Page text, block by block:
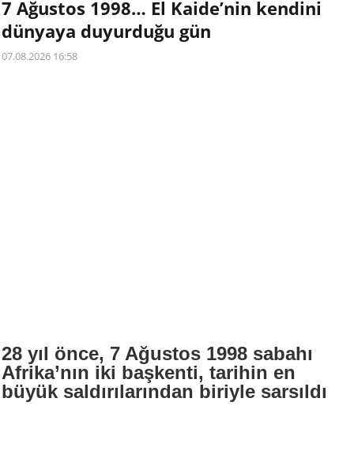
7 Ağustos 1998… El Kaide’nin kendini
dünyaya duyurduğu gün
07.08.2026 16:58
28 yıl önce, 7 Ağustos 1998 sabahı
Afrika’nın iki başkenti, tarihin en
büyük saldırılarından biriyle sarsıldı